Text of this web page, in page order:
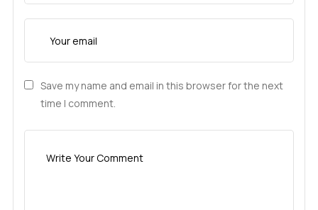
Save my name and email in this browser for the next
time I comment.